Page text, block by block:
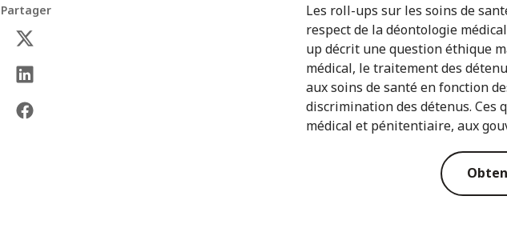
Partager
Les roll-ups sur les soins de
respect de la déontologie
up décrit une question éthique
médical, le traitement des
aux soins de santé en fonction
discrimination des détenus.
médical et pénitentiaire, aux